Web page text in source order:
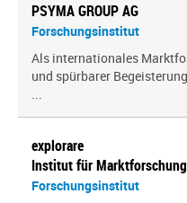
PSYMA GROUP AG
Forschungsinstitut
Als internationales
und spürbarer
...
explorare
Institut für
Forschungsinstitut